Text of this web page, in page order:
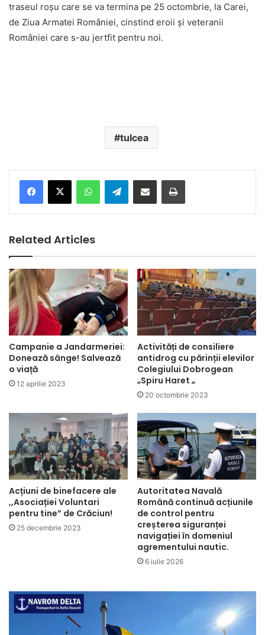
traseul roșu care se va termina pe 25 octombrie, la Carei,
de Ziua Armatei României, cinstind eroii și veteranii
României care s-au jertfit pentru noi.
tulcea
Telegram
Related Articles
Campanie a Jandarmeriei:
Donează sânge! Salvează
o viață
12 aprilie 2023
Activități de consiliere
antidrog cu părinții elevilor
Colegiului Dobrogean
„Spiru Haret „
20 octombrie 2023
Acțiuni de binefacere ale
,,Asociației Voluntari
pentru tine” de Crăciun!
25 decembrie 2023
Autoritatea Navală
Română continuă acțiunile
de control pentru
creșterea siguranței
navigației în domeniul
agrementului nautic.
6 iulie 2026